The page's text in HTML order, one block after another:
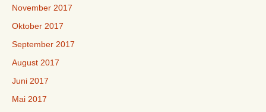
November 2017
Oktober 2017
September 2017
August 2017
Juni 2017
Mai 2017